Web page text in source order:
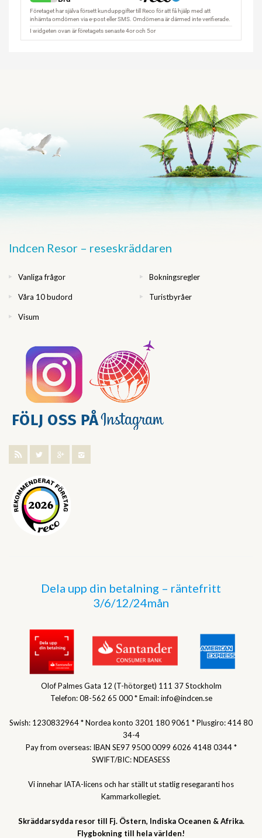
Indcen Resor – reseskräddaren
Vanliga frågor Bokningsregler
Våra 10 budord Turistbyråer
Visum
Dela upp din betalning – räntefritt
3/6/12/24mån
Olof Palmes Gata 12 (T-hötorget) 111 37 Stockholm
Telefon: 08-562 65 000 * Email: info@indcen.se
Swish: 1230832964 * Nordea konto 3201 180 9061 * Plusgiro: 414 80
34-4
Pay from overseas: IBAN SE97 9500 0099 6026 4148 0344 *
SWIFT/BIC: NDEASESS
Vi innehar IATA-licens och har ställt ut statlig resegaranti hos
Kammarkollegiet.
Skräddarsydda resor till Fj. Östern, Indiska Oceanen & Afrika.
Flygbokning till hela världen!